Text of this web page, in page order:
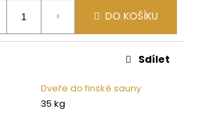
DO KOŠÍKU
Dveře do finské sauny
35 kg
Sdílet